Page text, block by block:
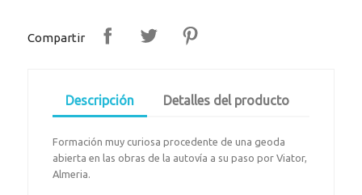
Compartir
Descripción Detalles del producto
Formación muy curiosa procedente de una geoda
abierta en las obras de la autovía a su paso por Viator,
Almeria.